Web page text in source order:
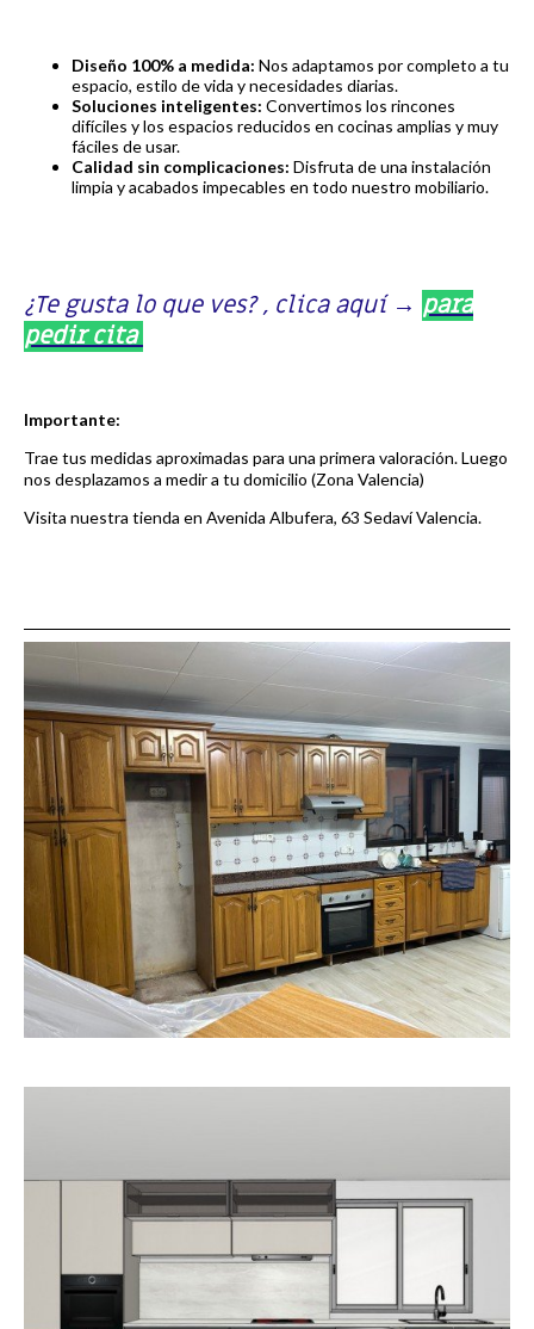
Diseño 100% a medida: Nos adaptamos por completo a tu
espacio, estilo de vida y necesidades diarias.
Soluciones inteligentes: Convertimos los rincones
difíciles y los espacios reducidos en cocinas amplias y muy
fáciles de usar.
Calidad sin complicaciones: Disfruta de una instalación
limpia y acabados impecables en todo nuestro mobiliario.
¿Te gusta lo que ves? , clica aquí → para
pedir cita
Importante:
Trae tus medidas aproximadas para una primera valoración. Luego
nos desplazamos a medir a tu domicilio (Zona Valencia)
Visita nuestra tienda en Avenida Albufera, 63 Sedaví Valencia.